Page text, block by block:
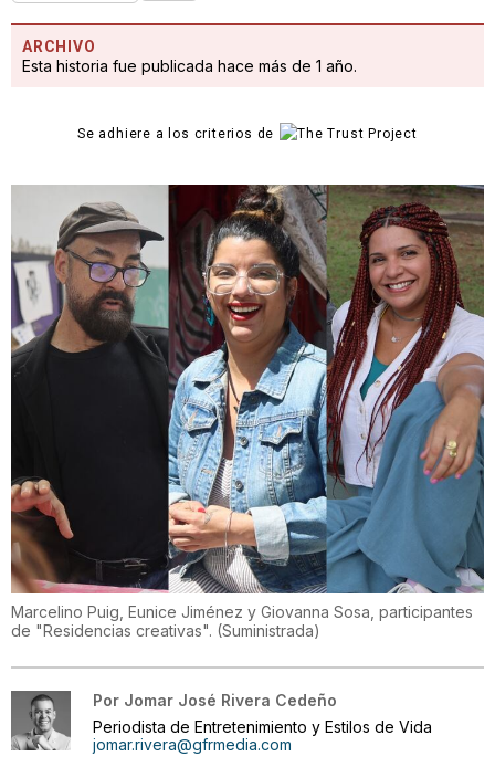
ARCHIVO
Esta historia fue publicada hace más de 1 año.
Se adhiere a los criterios de
Marcelino Puig, Eunice Jiménez y Giovanna Sosa, participantes
de "Residencias creativas". (Suministrada)
Por Jomar José Rivera Cedeño
Periodista de Entretenimiento y Estilos de Vida
jomar.rivera@gfrmedia.com